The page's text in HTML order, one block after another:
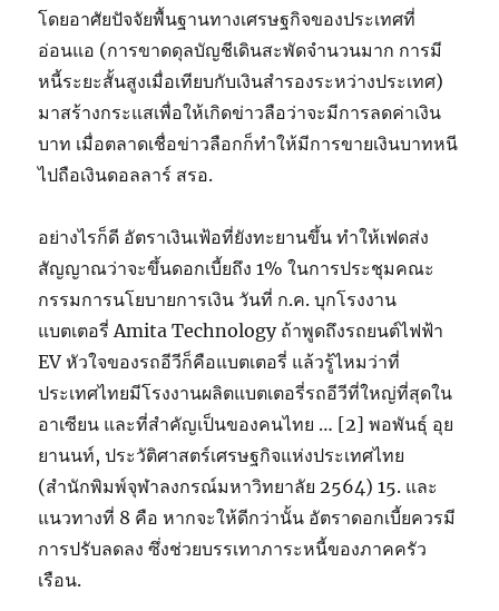
โดยอาศัยปัจจัยพื้นฐานทางเศรษฐกิจของประเทศที่
อ่อนแอ (การขาดดุลบัญชีเดินสะพัดจำนวนมาก การมี
หนี้ระยะสั้นสูงเมื่อเทียบกับเงินสำรองระหว่างประเทศ)
มาสร้างกระแสเพื่อให้เกิดข่าวลือว่าจะมีการลดค่าเงิน
บาท เมื่อตลาดเชื่อข่าวลือกก็ทำให้มีการขายเงินบาทหนี
ไปถือเงินดอลลาร์ สรอ.
อย่างไรก็ดี อัตราเงินเฟ้อที่ยังทะยานขึ้น ทำให้เฟดส่ง
สัญญาณว่าจะขึ้นดอกเบี้ยถึง 1% ในการประชุมคณะ
กรรมการนโยบายการเงิน วันที่ ก.ค. บุกโรงงาน
แบตเตอรี่ Amita Technology ถ้าพูดถึงรถยนต์ไฟฟ้า
EV หัวใจของรถอีวีก็คือแบตเตอรี่ แล้วรู้ไหมว่าที่
ประเทศไทยมีโรงงานผลิตแบตเตอรี่รถอีวีที่ใหญ่ที่สุดใน
อาเซียน และที่สําคัญเป็นของคนไทย … [2] พอพันธุ์ อุย
ยานนท์, ประวัติศาสตร์เศรษฐกิจแห่งประเทศไทย
(สำนักพิมพ์จุฬาลงกรณ์มหาวิทยาลัย 2564) 15. และ
แนวทางที่ 8 คือ หากจะให้ดีกว่านั้น อัตราดอกเบี้ยควรมี
การปรับลดลง ซึ่งช่วยบรรเทาภาระหนี้ของภาคครัว
เรือน.